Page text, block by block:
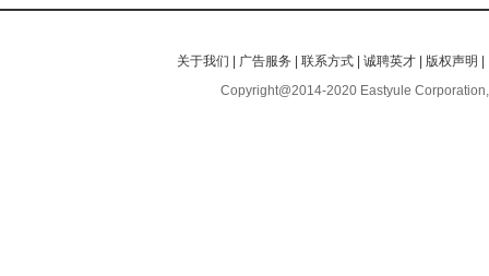
关于我们 | 广告服务 |联系方式 |诚聘英才 | 版权声明 |
Copyright@2014-2020 Eastyule